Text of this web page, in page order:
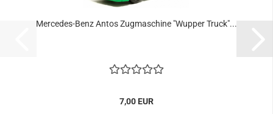
Mercedes-Benz Antos Zugmaschine "Wupper Truck"...
7,00 EUR